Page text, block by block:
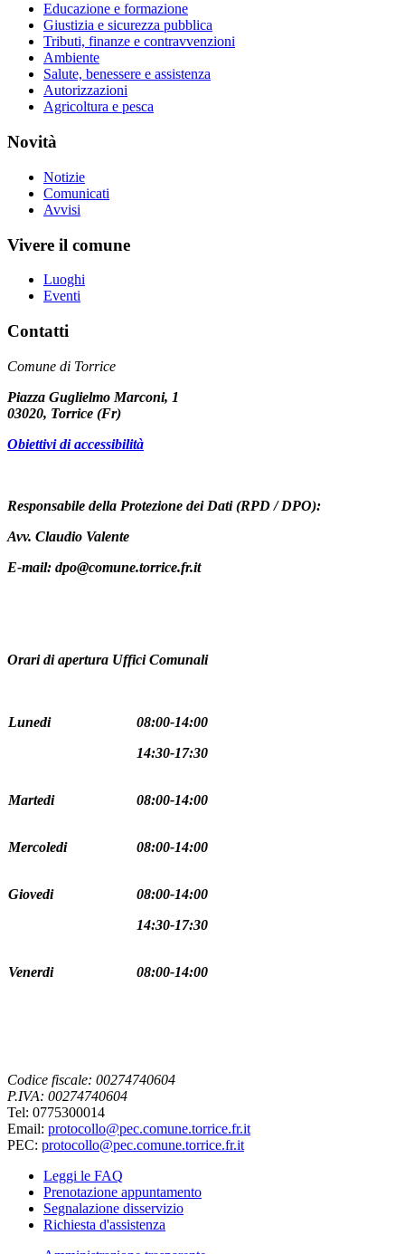
Educazione e formazione
Giustizia e sicurezza pubblica
Tributi, finanze e contravvenzioni
Ambiente
Salute, benessere e assistenza
Autorizzazioni
Agricoltura e pesca
Novità
Notizie
Comunicati
Avvisi
Vivere il comune
Luoghi
Eventi
Contatti
Comune di Torrice
Piazza Guglielmo Marconi, 1
03020, Torrice (Fr)
Obiettivi di accessibilità
Responsabile della Protezione dei Dati (RPD / DPO):
Avv. Claudio Valente
E-mail: dpo@comune.torrice.fr.it
Orari di apertura Uffici Comunali
Lunedi
08:00-14:00
14:30-17:30
Martedi 08:00-14:00
Mercoledi 08:00-14:00
Giovedi
08:00-14:00
14:30-17:30
Venerdi 08:00-14:00
Codice fiscale: 00274740604
P.IVA: 00274740604
Tel: 0775300014
Email: protocollo@pec.comune.torrice.fr.it
PEC: protocollo@pec.comune.torrice.fr.it
Leggi le FAQ
Prenotazione appuntamento
Segnalazione disservizio
Richiesta d'assistenza